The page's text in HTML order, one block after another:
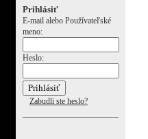
Prihlásiť
E-mail alebo Používateľské
meno:
Heslo:
Zabudli ste heslo?